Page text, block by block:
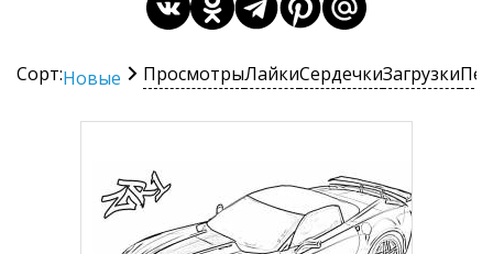
Сорт:Новые ПросмотрыЛайкиСердечкиЗагрузки